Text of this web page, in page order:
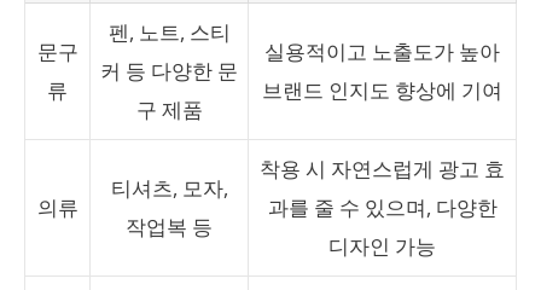
문구
류
펜, 노트, 스티
커 등 다양한 문
구 제품
실용적이고 노출도가 높아
브랜드 인지도 향상에 기여
의류
티셔츠, 모자,
작업복 등
착용 시 자연스럽게 광고 효
과를 줄 수 있으며, 다양한
디자인 가능